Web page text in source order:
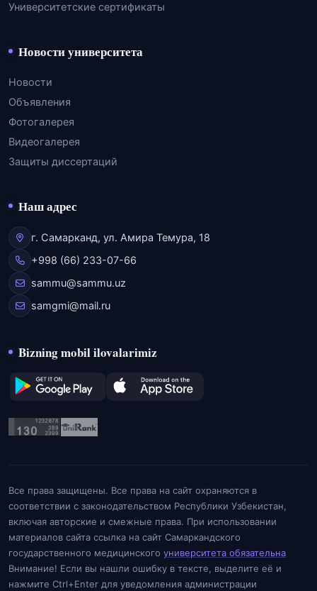
Университетские сертификаты
Новости университета
Новости
Объявления
Фотогалерея
Видеогалерея
Защиты диссертаций
Наш адрес
г. Самарканд, ул. Амира Темура, 18
+998 (66) 233-07-66
sammu@sammu.uz
samgmi@mail.ru
Bizning mobil ilovalarimiz
Все права защищены. Все права на сайт охраняются в
соответствии с законодательством Республики Узбекистан,
включая авторские и смежные права. При использовании
материалов сайта ссылка на сайт Самаркандского
государственного медицинского университета обязательна
Внимание! Если вы нашли ошибку в тексте, выделите её и
нажмите Ctrl+Enter для уведомления администрации